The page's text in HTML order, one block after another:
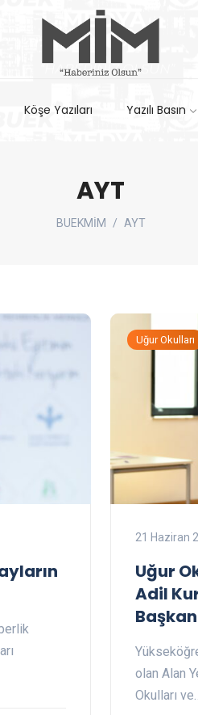
Köşe Yazıları Yazılı Basın
AYT
BUEKMİM AYT
Uğur Okulları
21 Haziran
Uğur
Adil
olan Alan
Okulları